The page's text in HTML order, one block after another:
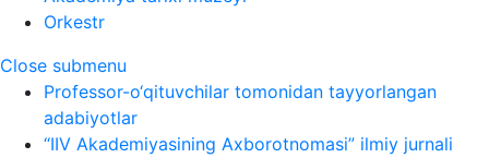
Orkestr
Close submenu
Professor-o‘qituvchilar tomonidan tayyorlangan
adabiyotlar
“IIV Akademiyasining Axborotnomasi” ilmiy jurnali